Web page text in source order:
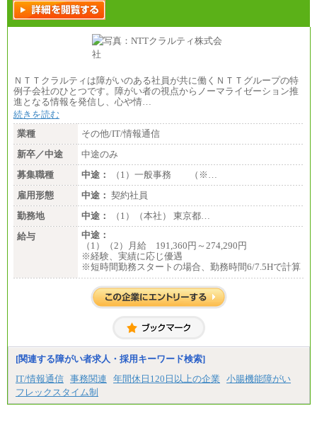
ＮＴＴクラルティは障がいのある社員が共に働くＮＴＴグループの特
例子会社のひとつです。障がい者の視点からノーマライゼーション推
進となる情報を発信し、心や情…
続きを読む
業種
その他/IT/情報通信
新卒／中途
中途のみ
募集職種
中途：
（1）一般事務 （※…
雇用形態
中途： 契約社員
勤務地
中途：
（1）（本社） 東京都…
給与
中途：
（1）（2）月給 191,360円～274,290円
※経験、実績に応じ優遇
※短時間勤務スタートの場合、勤務時間6/7.5Hで計算
[関連する障がい者求人・採用キーワード検索]
IT/情報通信 事務関連 年間休日120日以上の企業
小腸機能障がい
フレックスタイム制